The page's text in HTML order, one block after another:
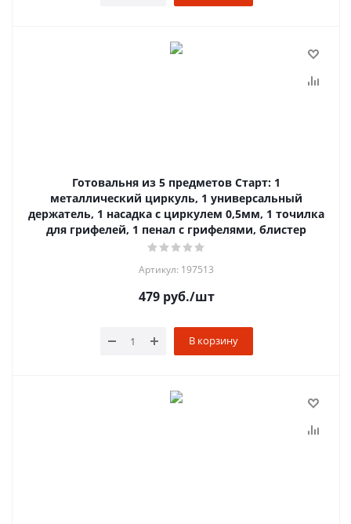
Готовальня из 5 предметов Старт: 1
металлический циркуль, 1 универсальный
держатель, 1 насадка с циркулем 0,5мм, 1 точилка
для грифелей, 1 пенал с грифелями, блистер
Артикул: 197513
479руб./шт
В корзину